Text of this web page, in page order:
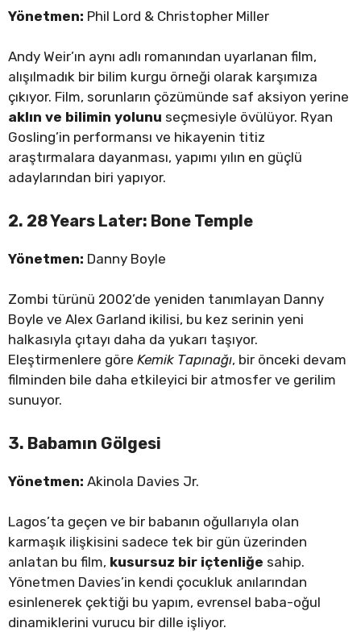
Yönetmen: Phil Lord & Christopher Miller
Andy Weir’ın aynı adlı romanından uyarlanan film,
alışılmadık bir bilim kurgu örneği olarak karşımıza
çıkıyor. Film, sorunların çözümünde saf aksiyon yerine
aklın ve bilimin yolunu seçmesiyle övülüyor. Ryan
Gosling’in performansı ve hikayenin titiz
araştırmalara dayanması, yapımı yılın en güçlü
adaylarından biri yapıyor.
2. 28 Years Later: Bone Temple
Yönetmen: Danny Boyle
Zombi türünü 2002’de yeniden tanımlayan Danny
Boyle ve Alex Garland ikilisi, bu kez serinin yeni
halkasıyla çıtayı daha da yukarı taşıyor.
Eleştirmenlere göre Kemik Tapınağı, bir önceki devam
filminden bile daha etkileyici bir atmosfer ve gerilim
sunuyor.
3. Babamın Gölgesi
Yönetmen: Akinola Davies Jr.
Lagos’ta geçen ve bir babanın oğullarıyla olan
karmaşık ilişkisini sadece tek bir gün üzerinden
anlatan bu film, kusursuz bir içtenliğe sahip.
Yönetmen Davies’in kendi çocukluk anılarından
esinlenerek çektiği bu yapım, evrensel baba-oğul
dinamiklerini vurucu bir dille işliyor.